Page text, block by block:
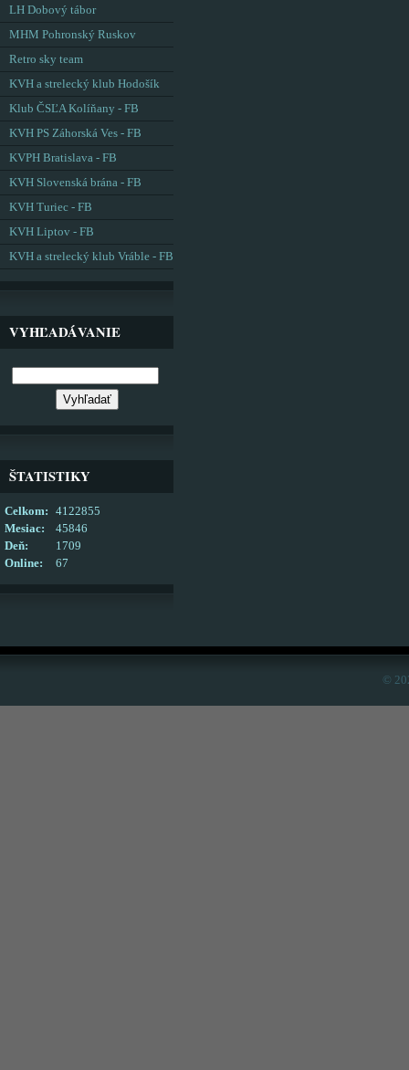
LH Dobový tábor
MHM Pohronský Ruskov
Retro sky team
KVH a strelecký klub Hodošík
Klub ČSĽA Kolíňany - FB
KVH PS Záhorská Ves - FB
KVPH Bratislava - FB
KVH Slovenská brána - FB
KVH Turiec - FB
KVH Liptov - FB
KVH a strelecký klub Vráble - FB
VYHĽADÁVANIE
ŠTATISTIKY
Online: 67
Celkom:
4122855
Mesiac:
45846
Deň:
1709
©